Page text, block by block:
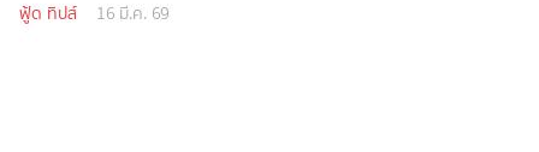
ฟู้ด ทิปส์ 16 มี.ค. 69